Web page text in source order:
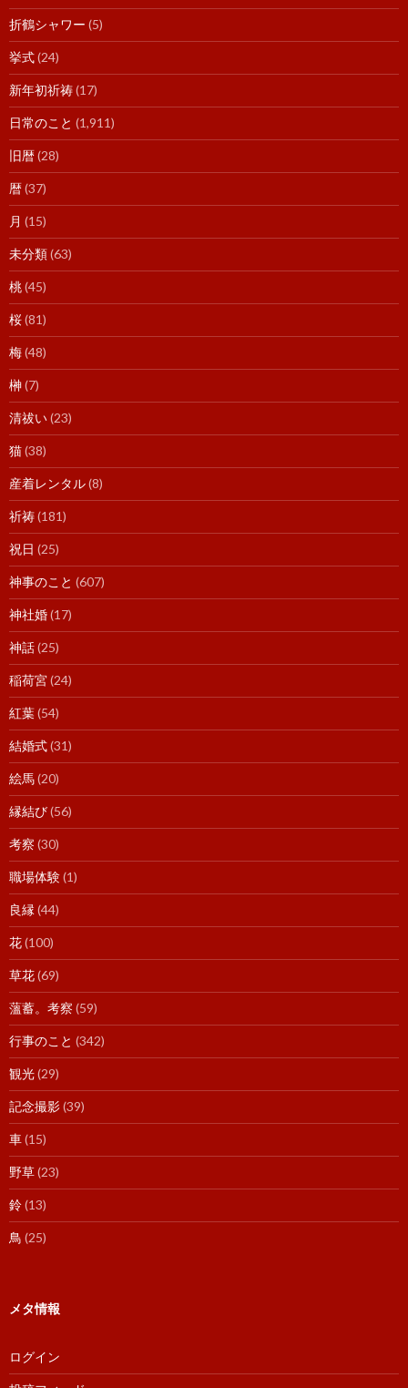
折鶴シャワー (5)
挙式(24)
新年初祈祷(17)
日常のこと (1,911)
旧暦(28)
暦(37)
月 (15)
未分類(63)
桃(45)
桜(81)
梅(48)
榊(7)
清祓い(23)
猫(38)
産着レンタル(8)
祈祷(181)
祝日 (25)
神事のこと (607)
神社婚(17)
神話(25)
稲荷宮(24)
紅葉(54)
結婚式(31)
絵馬(20)
縁結び(56)
考察 (30)
職場体験(1)
良縁 (44)
花(100)
草花(69)
薀蓄。考察 (59)
行事のこと (342)
観光(29)
記念撮影(39)
車(15)
野草(23)
鈴(13)
鳥 (25)
メタ情報
ログイン